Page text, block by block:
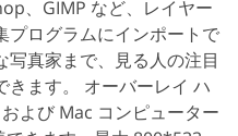
、GIMP など、レイヤー
プログラムにインポートで
写真家まで、見る人の注目
ます。 オーバーレイ ハ
よび Mac コンピューター